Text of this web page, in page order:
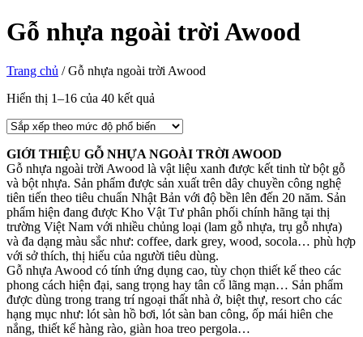
Gỗ nhựa ngoài trời Awood
Trang chủ /Gỗ nhựa ngoài trời Awood
Hiển thị 1–16 của 40 kết quả
GIỚI THIỆU GỖ NHỰA NGOÀI TRỜI AWOOD
Gỗ nhựa ngoài trời Awood là vật liệu xanh được kết tinh từ bột gỗ
và bột nhựa. Sản phẩm được sản xuất trên dây chuyền công nghệ
tiên tiến theo tiêu chuẩn Nhật Bản với độ bền lên đến 20 năm. Sản
phẩm hiện đang được Kho Vật Tư phân phối chính hãng tại thị
trường Việt Nam với nhiều chủng loại (lam gỗ nhựa, trụ gỗ nhựa)
và đa dạng màu sắc như: coffee, dark grey, wood, socola… phù hợp
với sở thích, thị hiếu của người tiêu dùng.
Gỗ nhựa Awood có tính ứng dụng cao, tùy chọn thiết kế theo các
phong cách hiện đại, sang trọng hay tân cổ lãng mạn… Sản phẩm
được dùng trong trang trí ngoại thất nhà ở, biệt thự, resort cho các
hạng mục như: lót sàn hồ bơi, lót sàn ban công, ốp mái hiên che
nắng, thiết kế hàng rào, giàn hoa treo pergola…